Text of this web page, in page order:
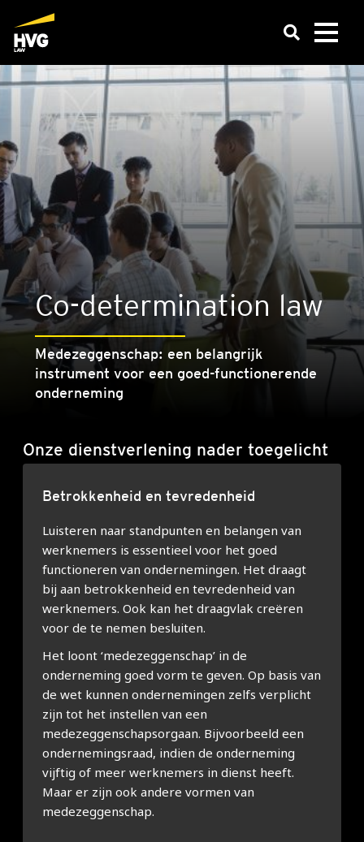
Co-deter­mi­na­ti­on law
Medezeggenschap: een belangrijk
instrument voor een goed-functionerende
onderneming
Onze dienstverlening nader toegelicht
Betrokkenheid en tevredenheid
Luisteren naar standpunten en belangen van
werknemers is essentieel voor het goed
functioneren van ondernemingen. Het draagt
bij aan betrokkenheid en tevredenheid van
werknemers. Ook kan het draagvlak creëren
voor de te nemen besluiten.
Het loont ‘medezeggenschap’ in de
onderneming goed vorm te geven. Op basis van
de wet kunnen ondernemingen zelfs verplicht
zijn tot het instellen van een
medezeggenschapsorgaan. Bijvoorbeeld een
ondernemingsraad, indien de onderneming
vijftig of meer werknemers in dienst heeft.
Maar er zijn ook andere vormen van
medezeggenschap.